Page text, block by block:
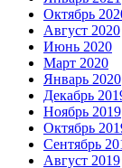
Октябрь
Август 2020
Июнь 2020
Март 2020
Январь 2020
Декабрь
Ноябрь 2019
Октябрь
Сентябрь
Август 2019